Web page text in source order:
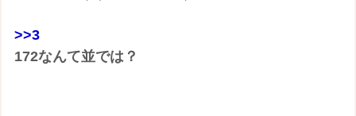
>>3
172なんて並では？